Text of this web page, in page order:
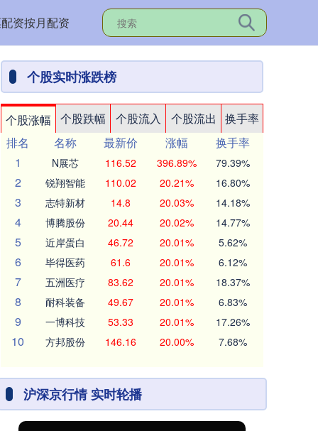
资按月配资
个股实时涨跌榜
个股涨幅 个股跌幅 个股流入 个股流出
换手率
排名
名称 最新价 涨幅
换手率
1
N展芯 116.52 396.89% 79.39%
2 锐翔智能 110.02 20.21% 16.80%
3 志特新材 14.8 20.03% 14.18%
4 博腾股份 20.44 20.02% 14.77%
5 近岸蛋白 46.72 20.01% 5.62%
6 毕得医药 61.6 20.01% 6.12%
7 五洲医疗 83.62 20.01% 18.37%
8 耐科装备 49.67 20.01% 6.83%
9 一博科技 53.33 20.01% 17.26%
10 方邦股份 146.16 20.00% 7.68%
沪深京行情 实时轮播